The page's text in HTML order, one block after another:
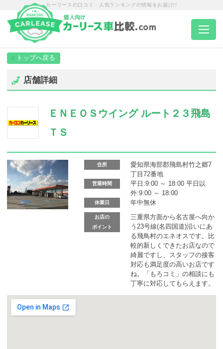
カーリースの口コミ・人気ランキングの情報をお届け!!
トップページ
エリア別ランキング
エリア別店舗一覧
車種から選ぶ
店舗詳細
ＥＮＥＯＳウイング ルート２３飛島
ＴＳ
住所
愛知県海部郡飛島村竹之郷7
丁目72番地
営業時間
平日:9:00 ～ 18:00 平日以
外:9:00 ～ 18:00
休業日 年中無休
お店の
ポイント
三重県方面から名古屋へ向か
う23号線(名四国道)沿いにあ
る飛鳥村のエネオスです。比
較的新しくできたお店なので
綺麗ですし、スタッフの接客
対応も満足度の高いお店です
ね。「もろコミ」の相談にも
丁寧に対応してもらえます。